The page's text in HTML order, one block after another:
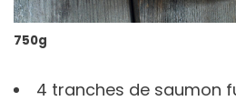
750g
4 tranches de saumon